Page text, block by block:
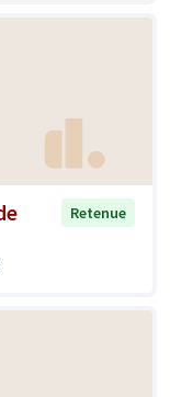
Retenue